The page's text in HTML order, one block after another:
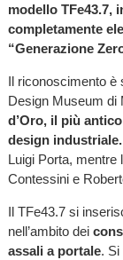
modello TFe43.7,
completamente
“Generazione
Il riconoscimento è
Design Museum di
d’Oro, il più
design industriale.
Luigi Porta, mentre
Contessini e
Il TFe43.7 si
nell’ambito dei
assali a portale. Si